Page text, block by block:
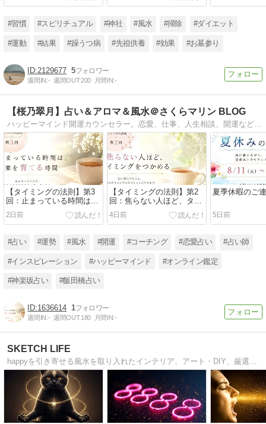
#習慣 #スピリチュアル #神社 #風水 #掃除 #ダイエット
#運動 #結果 #躁うつ病 #先祖供養 #効果 #お墓参り
2129677 5
週間IN:- 週間OUT:200 月間IN:-
【桜乃翠月】占い＆アロマ＆風水＠さくらマリン BLOG
【タイミングの法則】第3
回：止まっている時間は、
未来を育てる時間
2日前
【タイミングの法則】第2
回：焦らない人ほど、タイ
ミングをつかめる
4日前
夏季休暇のご
5日前
#占い #運勢 #風水 #開運 #コーチング #恋愛占い #占い師
#インスピレーション #ハッピーマインド #オンライン鑑定
#神楽坂占い #飯田橋占い
1636614 1
週間IN:- 週間OUT:180 月間IN:-
SKETCH LIFE
happyを引き寄せる風水を取り入れたインテリア、アート・DIY、厳選したお取り寄せグルメをご紹介しています。